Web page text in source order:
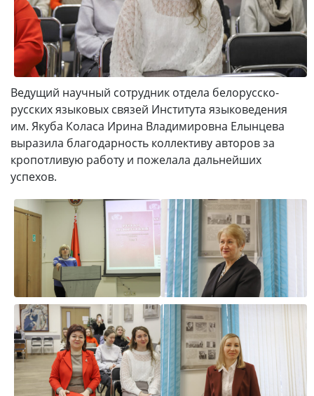
Ведущий научный сотрудник отдела белорусско-
русских языковых связей Института языковедения
им. Якуба Коласа Ирина Владимировна Елынцева
выразила благодарность коллективу авторов за
кропотливую работу и пожелала дальнейших
успехов.